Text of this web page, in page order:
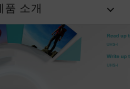
품 소개